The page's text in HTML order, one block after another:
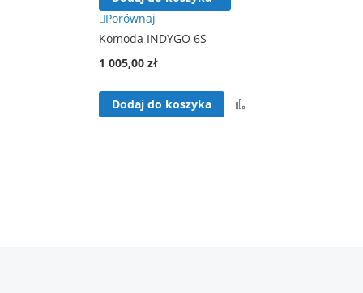
Porównaj
Komoda INDYGO 6S
1 005,00 zł
Dodaj do koszyka